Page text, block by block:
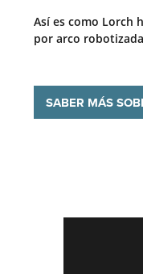
Así es como Lorch
por arco
SABER MÁS